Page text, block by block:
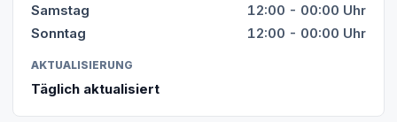
Samstag
12:00 - 00:00 Uhr
Sonntag
12:00 - 00:00 Uhr
AKTUALISIERUNG
Täglich aktualisiert